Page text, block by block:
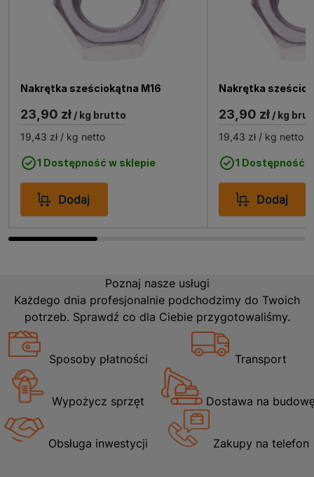
Nakrętka sześciokątna M16
23,90 zł / kg brutto
19,43 zł / kg netto
1 Dostępność w sklepie
Dodaj
Nakrętka
23,90 zł/ kg
19,43 zł/ kg netto
1 Dostępność
Dodaj
Poznaj nasze usługi
Każdego dnia profesjonalnie podchodzimy do Twoich
potrzeb. Sprawdź co dla Ciebie przygotowaliśmy.
Sposoby płatności Transport
Wypożycz sprzęt Dostawa na
Obsługa inwestycji Zakupy na telefon